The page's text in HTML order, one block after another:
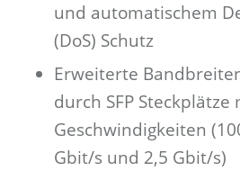
und automatischem
(DoS) Schutz
Erweiterte
durch SFP
Geschwindigkeiten
Gbit/s und 2,5 Gbit/s)